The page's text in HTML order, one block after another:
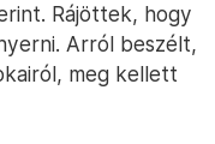
Rájöttek, hogy
Arról beszélt,
meg kellett